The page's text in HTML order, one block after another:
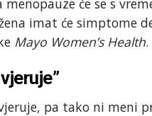
će se s
imat će simptome
Mayo Women’s Health.
pa tako ni meni